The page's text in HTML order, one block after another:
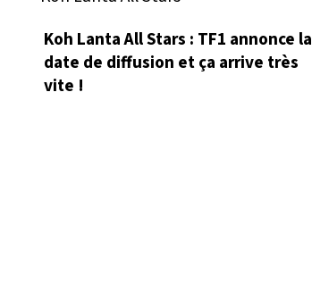
Koh Lanta All Stars : TF1 annonce la
date de diffusion et ça arrive très
vite !